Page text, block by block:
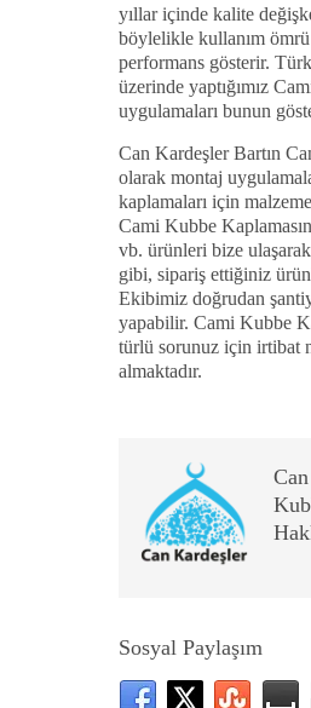
yıllar içinde kalite
böylelikle kullanım
performans gösterir.
üzerinde yaptığımız
uygulamaları bunun
Can Kardeşler Bartın
olarak montaj
kaplamaları için
Cami Kubbe
vb. ürünleri bize
gibi, sipariş ettiğiniz
Ekibimiz doğrudan
yapabilir. Cami Kubbe
türlü sorunuz için irtibat
almaktadır.
Sosyal Paylaşım